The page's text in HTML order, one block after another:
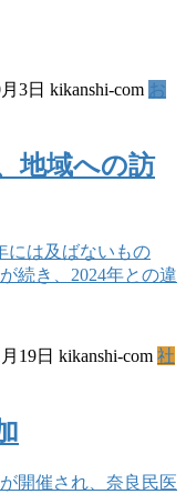
3日 kikanshi-com お
地域への訪
には及ばないもの
続き、2024年との違
19日 kikanshi-com 社
開催され、奈良民医